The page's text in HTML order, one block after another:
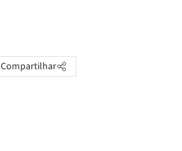
Compartilhar